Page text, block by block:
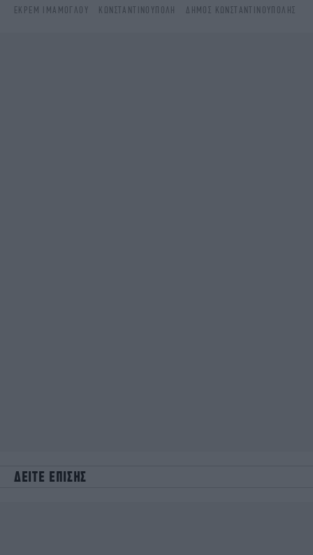
ΕΚΡΕΜ ΙΜΑΜΟΓΛΟΥ
ΚΩΝΣΤΑΝΤΙΝΟΎΠΟΛΗ ΔΗΜΟΣ ΚΩΝΣΤΑΝΤΙΝΟΥΠΟΛΗΣ
ΔΕΙΤΕ ΕΠΙΣΗΣ